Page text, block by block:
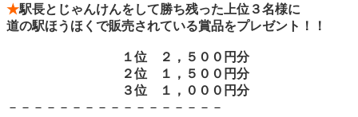
★駅長とじゃんけんをして勝ち残った上位３名様に
道の駅ほうほくで販売されている賞品をプレゼント！！
１位 ２，５００円分
２位 １，５００円分
３位 １，０００円分
－－－－－－－－－－－－－－－－－